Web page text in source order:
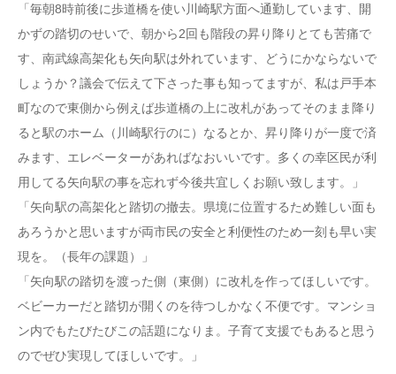
「毎朝8時前後に歩道橋を使い川崎駅方面へ通勤しています、開
かずの踏切のせいで、朝から2回も階段の昇り降りとても苦痛で
す、南武線高架化も矢向駅は外れています、どうにかならないで
しょうか？議会で伝えて下さった事も知ってますが、私は戸手本
町なので東側から例えば歩道橋の上に改札があってそのまま降り
ると駅のホーム（川崎駅行のに）なるとか、昇り降りが一度で済
みます、エレベーターがあればなおいいです。多くの幸区民が利
用してる矢向駅の事を忘れず今後共宜しくお願い致します。」
「矢向駅の高架化と踏切の撤去。県境に位置するため難しい面も
あろうかと思いますが両市民の安全と利便性のため一刻も早い実
現を。（長年の課題）」
「矢向駅の踏切を渡った側（東側）に改札を作ってほしいです。
ベビーカーだと踏切が開くのを待つしかなく不便です。マンショ
ン内でもたびたびこの話題になりま。子育て支援でもあると思う
のでぜひ実現してほしいです。」